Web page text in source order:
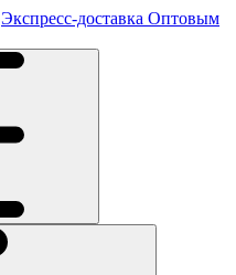
Экспресс-доставка Оптовым